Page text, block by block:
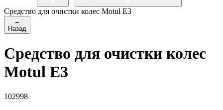
Средство для очистки колес Motul E3
←
Назад
Средство для очистки колес
Motul E3
102998